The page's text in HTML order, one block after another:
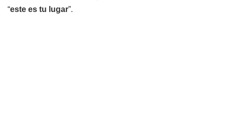
“este es tu lugar”.